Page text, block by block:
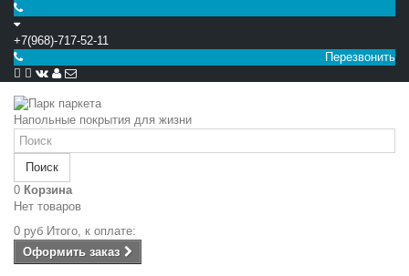
+7(968)-717-52-11
Перезвонить
 
Напольные покрытия для жизни
Поиск
0 Корзина
Нет товаров
0 руб Итого, к оплате:
Оформить заказ